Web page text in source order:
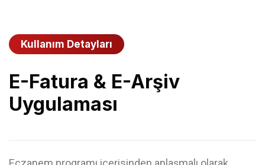
Kullanım Detayları
E-Fatura & E-Arşiv
Uygulaması